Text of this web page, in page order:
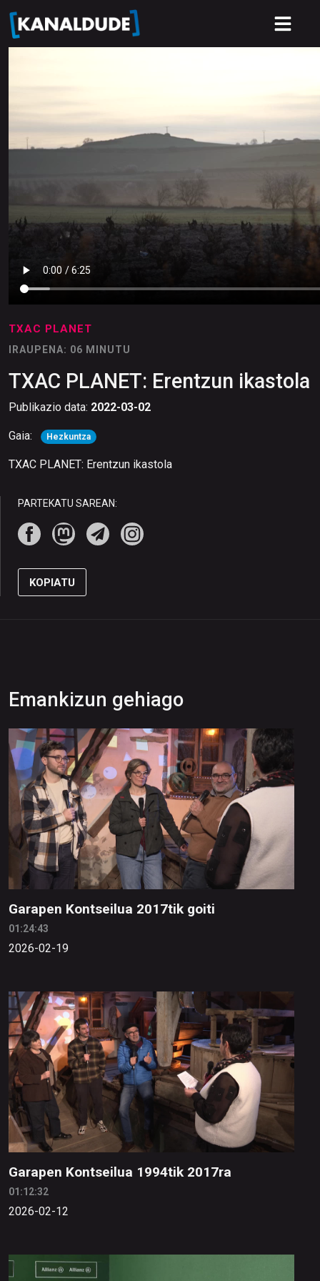
TXAC PLANET
IRAUPENA: 06 MINUTU
TXAC PLANET: Erentzun ikastola
Publikazio data: 2022-03-02
Gaia: Hezkuntza
TXAC PLANET: Erentzun ikastola
PARTEKATU SAREAN:
KOPIATU
Emankizun gehiago
Garapen Kontseilua 2017tik goiti
01:24:43
2026-02-19
Garapen Kontseilua 1994tik 2017ra
01:12:32
2026-02-12